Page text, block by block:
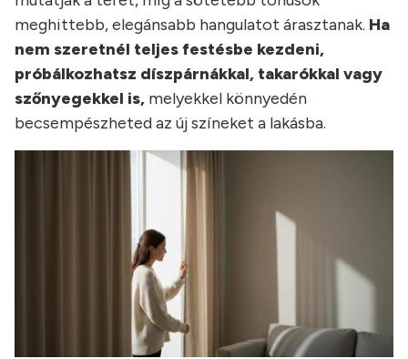
meghittebb, elegánsabb hangulatot árasztanak. Ha
nem szeretnél teljes festésbe kezdeni,
próbálkozhatsz díszpárnákkal, takarókkal vagy
szőnyegekkel is, melyekkel könnyedén
becsempészheted az új színeket a lakásba.